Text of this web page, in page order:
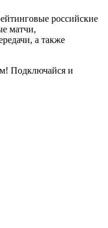
российские
матчи,
а также
Подключайся и